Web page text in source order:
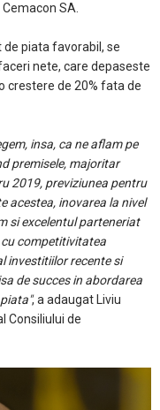
SA.
piata favorabil, se
nete, care depaseste
crestere de 20% fata de
insa, ca ne aflam pe
premisele, majoritar
2019, previziunea pentru
acestea, inovarea la nivel
si excelentul parteneriat
competitivitatea
investitiilor recente si
de succes in abordarea
, a adaugat Liviu
Consiliului de